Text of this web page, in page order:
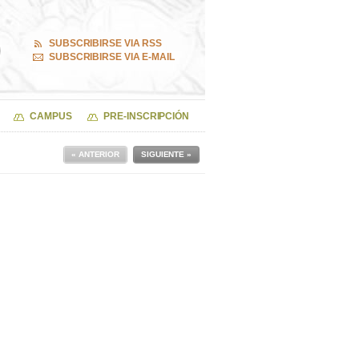
SUBSCRIBIRSE VIA RSS
SUBSCRIBIRSE VIA E-MAIL
CAMPUS PRE-INSCRIPCIÓN
SIGUIENTE »
« ANTERIOR